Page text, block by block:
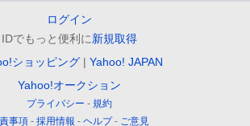
ログイン
IDでもっと便利に新規取得
ショッピング
Yahoo! JAPAN
Yahoo!オークション
プライバシー
規約
事項
採用情報 ヘルプ ご意見